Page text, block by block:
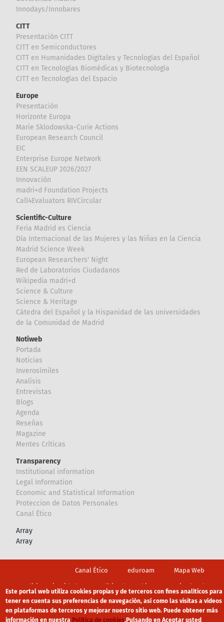
Innodays/Innobares
CITT
Presentación CITT
CITT en Semiconductores
CITT en Humanidades Digitales y Tecnologías del Español
CITT en Tecnologías Biomédicas y Biotecnología
CITT en Tecnologías del Espacio
Europe
Presentación
Horizonte Europa
Marie Sklodowska-Curie Actions
European Research Council
EIC
Enterprise Europe Network
EEN SCALEUP 2026/2027
Innovación
madri+d Foundation Projects
Call4Evaluators RIVCircular
Scientific-Culture
Feria Madrid es Ciencia
Día Internacional de las Mujeres y las Niñas en la Ciencia
Madrid Science Week
European Researchers' Night
Red de Laboratorios Ciudadanos
Wikipedia madri+d
Science & Culture
Science & Heritage
Cátedra del Español y la Hispanidad de las universidades
de la Comunidad de Madrid
Notiweb
Portada
Noticias
Inverosímiles
Analisis
Entrevistas
Blogs
Agenda
Reseñas
Magazine
Mentes Críticas
Transparency
Institutional information
Legal Information
Economic and Statistical Information
Proteccion de Datos Personales
Canal Ético
Array
Array
Canal Ético eduroam Mapa Web
Política privacidad Política de cookies Aviso legal
Este portal web utiliza cookies propias y de terceros con fines analíticos para
tener en cuenta sus preferencias de navegación, así como las visitas a vídeos
en plataformas de terceros y mejorar nuestro sitio web. Puede obtener más
información en nuestra Política de cookies.Pulsando en Aceptar usted